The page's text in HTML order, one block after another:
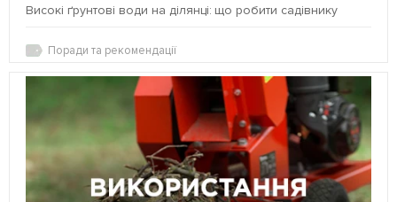
Високі ґрунтові води на ділянці: що робити садівнику
Поради та рекомендації